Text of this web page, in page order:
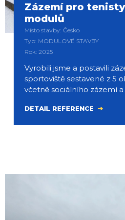
Zázemí pro
modulů
Místo stavby: Česko
Typ: MODULOVÉ STAVBY
Rok: 2025
Vyrobili jsme a postavili
sportoviště sestavené z 5
včetně sociálního zázemí a
DETAIL REFERENCE